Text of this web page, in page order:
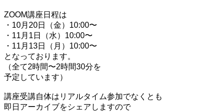
ZOOM講座日程は
・10月20日（金）10:00〜
・11月1日（水）10:00〜
・11月13日（月）10:00〜
となっております。
（全て2時間〜2時間30分を
予定しています）
講座受講自体はリアルタイム参加でなくとも
即日アーカイブをシェアしますので